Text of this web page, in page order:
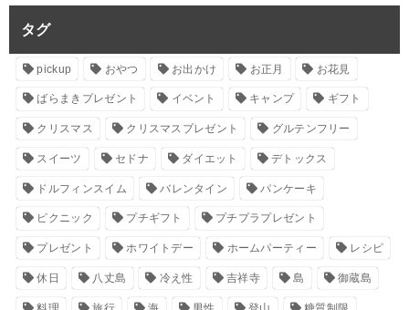
タグ
pickup おやつ お出かけ お正月 お花見
ばらまきプレゼント イベント キャンプ ギフト
クリスマス クリスマスプレゼント グルテンフリー
スイーツ セドナ ダイエット デトックス
ドルフィンスイム バレンタイン パンケーキ
ピクニック プチギフト プチプラプレゼント
プレゼント ホワイトデー ホームパーティー レシピ
休日 八丈島 冷え性 吉祥寺 島 御蔵島